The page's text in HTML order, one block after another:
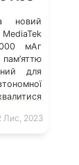
новий
мАг
для
і
Лис, 2023